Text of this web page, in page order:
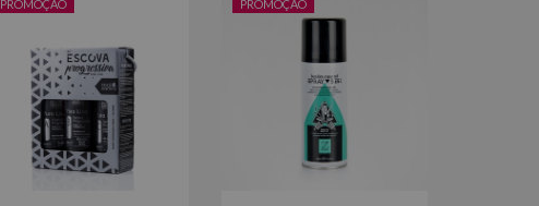
PROMOÇÃO PROMOÇÃO